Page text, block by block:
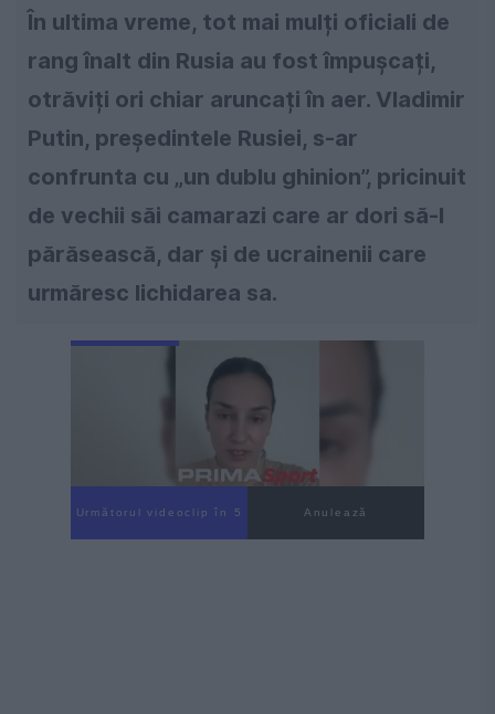
În ultima vreme, tot mai mulți oficiali de
rang înalt din Rusia au fost împușcați,
otrăviți ori chiar aruncați în aer. Vladimir
Putin, președintele Rusiei, s-ar
confrunta cu „un dublu ghinion”, pricinuit
de vechii săi camarazi care ar dori să-l
părăsească, dar și de ucrainenii care
urmăresc lichidarea sa.
Următorul videoclip în 4 Anulează